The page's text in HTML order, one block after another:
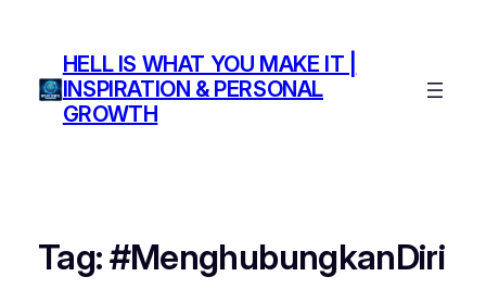
HELL IS WHAT YOU MAKE IT |
INSPIRATION & PERSONAL
GROWTH
Tag:#MenghubungkanDiri